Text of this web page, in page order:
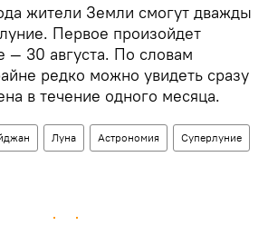
жители Земли смогут дважды
Первое произойдет
— 30 августа. По словам
редко можно увидеть сразу
в течение одного месяца.
Луна Астрономия Суперлуние